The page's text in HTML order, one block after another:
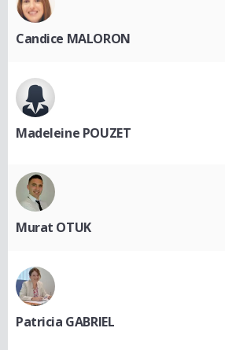
Candice MALORON
Madeleine POUZET
Murat OTUK
Patricia GABRIEL